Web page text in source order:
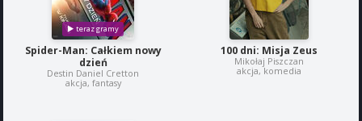
Spider-Man: Całkiem nowy
dzień
Destin Daniel Cretton
akcja, fantasy
100 dni: Misja Zeus
Mikołaj Piszczan
akcja, komedia